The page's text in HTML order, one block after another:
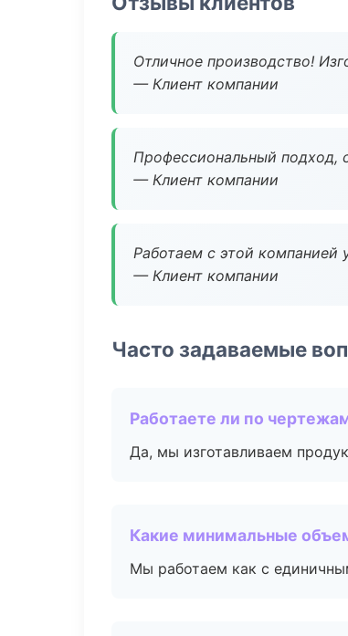
Отличное производство!
— Клиент компании
Профессиональный подход,
— Клиент компании
Работаем с этой компанией
— Клиент компании
Часто задаваемые
Работаете ли по
Да, мы изготавливаем
Какие минимальные
Мы работаем как с